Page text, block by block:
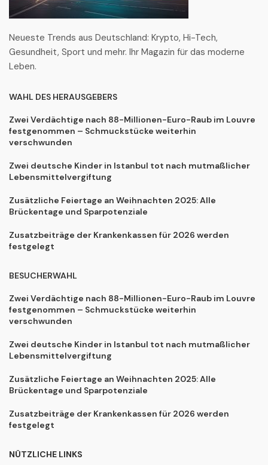
Neueste Trends aus Deutschland: Krypto, Hi-Tech,
Gesundheit, Sport und mehr. Ihr Magazin für das moderne
Leben.
WAHL DES HERAUSGEBERS
Zwei Verdächtige nach 88-Millionen-Euro-Raub im Louvre
festgenommen – Schmuckstücke weiterhin
verschwunden
Zwei deutsche Kinder in Istanbul tot nach mutmaßlicher
Lebensmittelvergiftung
Zusätzliche Feiertage an Weihnachten 2025: Alle
Brückentage und Sparpotenziale
Zusatzbeiträge der Krankenkassen für 2026 werden
festgelegt
BESUCHERWAHL
Zwei Verdächtige nach 88-Millionen-Euro-Raub im Louvre
festgenommen – Schmuckstücke weiterhin
verschwunden
Zwei deutsche Kinder in Istanbul tot nach mutmaßlicher
Lebensmittelvergiftung
Zusätzliche Feiertage an Weihnachten 2025: Alle
Brückentage und Sparpotenziale
Zusatzbeiträge der Krankenkassen für 2026 werden
festgelegt
NÜTZLICHE LINKS